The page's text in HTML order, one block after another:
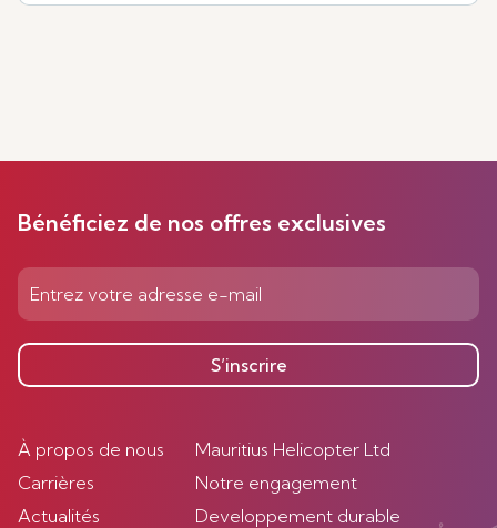
Bénéficiez de nos offres exclusives
S’inscrire
À propos de nous
Carrières
Actualités
Mauritius Helicopter Ltd
Notre engagement
Developpement durable